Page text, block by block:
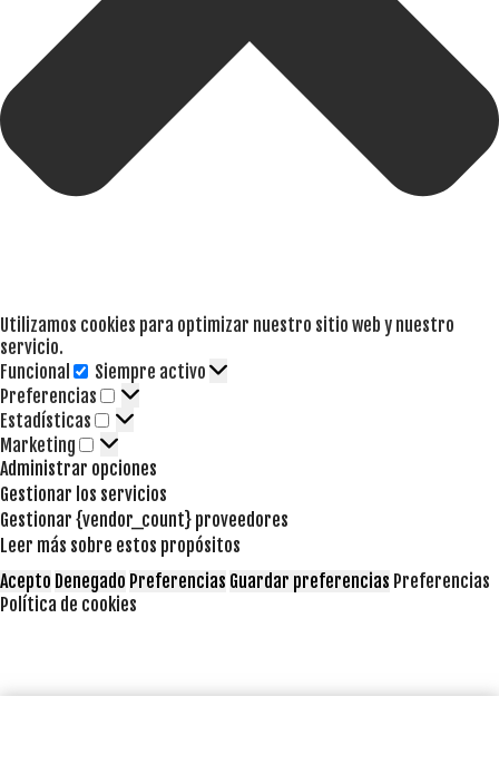
Utilizamos cookies para optimizar nuestro sitio web y nuestro
servicio.
Funcional
Funcional
Siempre activo
Preferencias
Preferencias
Estadísticas Estadísticas
Marketing Marketing
Administrar opciones
Gestionar los servicios
Gestionar {vendor_count} proveedores
Leer más sobre estos propósitos
Acepto Denegado Preferencias Guardar preferencias Preferencias
Política de cookies